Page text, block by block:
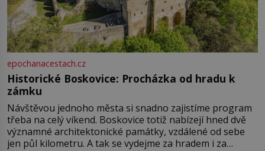
epochanacestach.cz
Historické Boskovice: Procházka od hradu k
zámku
Návštěvou jednoho města si snadno zajistíme program
třeba na celý víkend. Boskovice totiž nabízejí hned dvě
významné architektonické památky, vzdálené od sebe
jen půl kilometru. A tak se vydejme za hradem i za